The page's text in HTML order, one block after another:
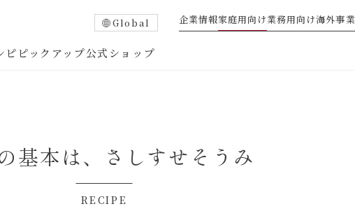
Global 企業情報家庭用向け業務用向け海外事業
ピ ピックアップ公式ショップ
基本は、 さしすせそうみ
RECIPE